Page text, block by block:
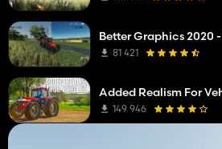
Better Graphics 2020
81 421
Added Realism For
149 946